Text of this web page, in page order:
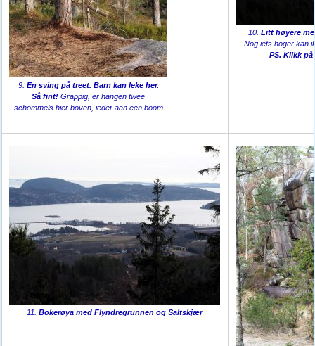
9. En sving på treet. Barn kan leke her.
Så fint!Grappig, er hangen twee
schommels hier boven, ieder aan een boom
10. Litt høyere
Nog iets hoger kan
PS. Klikk
11.Bokerøya med Flyndregrunnen og Saltskjær